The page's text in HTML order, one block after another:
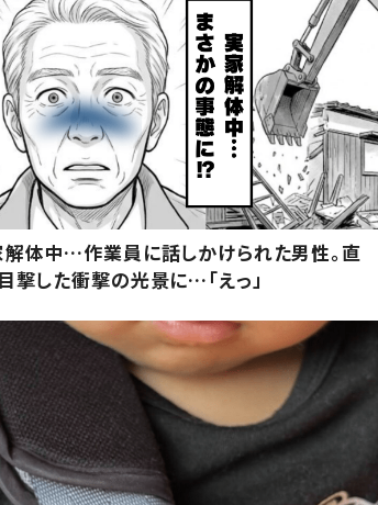
体中…作業員に話しかけられた男性。直
撃した衝撃の光景に…「えっ」